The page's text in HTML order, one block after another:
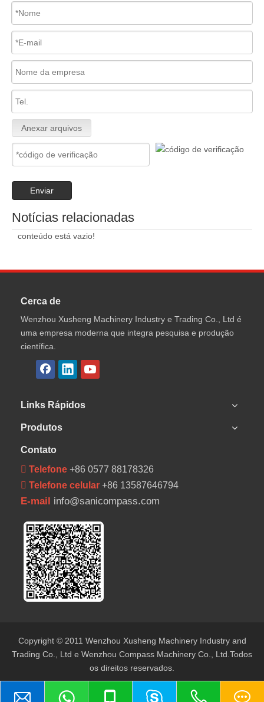
Anexar arquivos
Enviar
Notícias relacionadas
conteúdo está vazio!
Cerca de
Wenzhou Xusheng Machinery Industry e Trading Co., Ltd é
uma empresa moderna que integra pesquisa e produção
científica.
Links Rápidos
Produtos
Contato
 Telefone +86 0577 88178326
 Telefone celular +86 13587646794
E-mail info@sanicompass.com
Copyright © 2011 Wenzhou Xusheng Machinery Industry and
Trading Co., Ltd e Wenzhou Compass Machinery Co., Ltd.Todos
os direitos reservados.